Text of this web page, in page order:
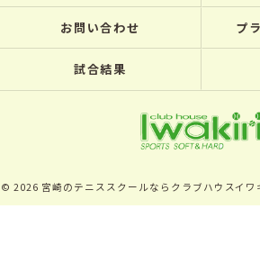
お問い合わせ プ
試合結果
© 2026 宮崎のテニススクールならクラブハウスイワ